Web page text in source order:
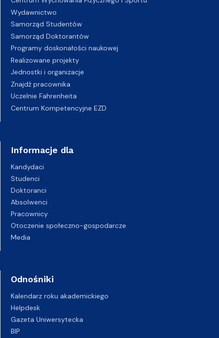
Wydawnictwo
Samorząd Studentów
Samorząd Doktorantów
Programy doskonałości naukowej
Realizowane projekty
Jednostki i organizacje
Znajdź pracownika
Uczelnie Fahrenheita
Centrum Kompetencyjne EZD
Informacje dla
Kandydaci
Studenci
Doktoranci
Absolwenci
Pracownicy
Otoczenie społeczno-gospodarcze
Media
Odnośniki
Kalendarz roku akademickiego
Helpdesk
Gazeta Uniwersytecka
BIP